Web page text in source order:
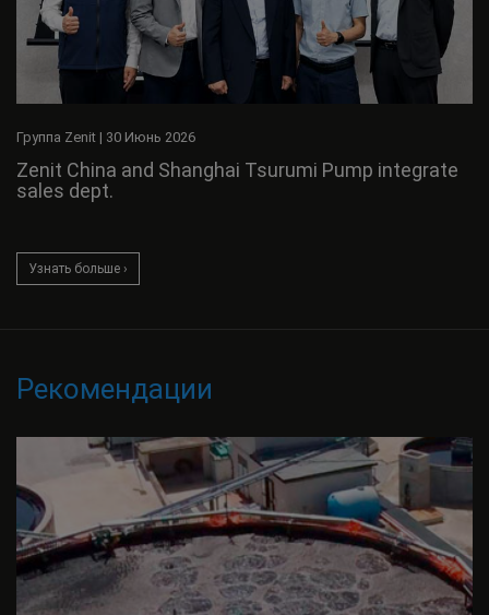
Группа Zenit | 30 Июнь 2026
Zenit China and Shanghai Tsurumi Pump integrate
sales dept.
Узнать больше ›
Рекомендации